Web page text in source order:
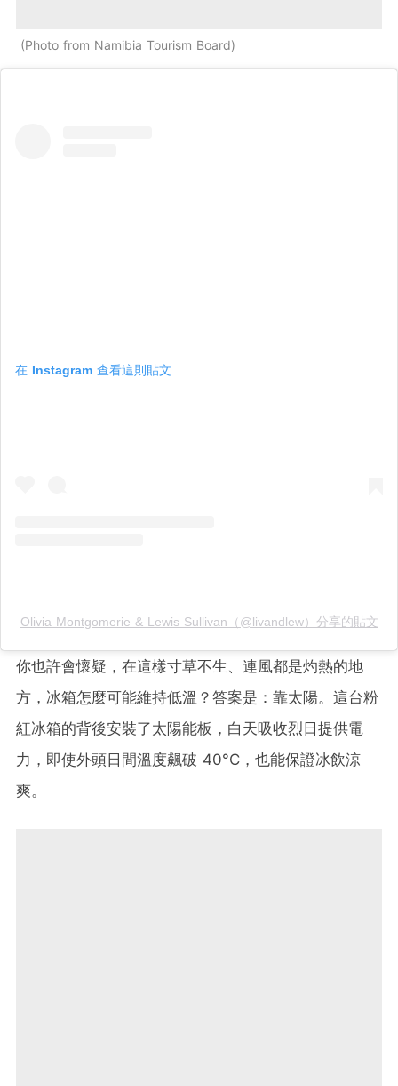
Photo from Namibia Tourism Board
在 Instagram 查看這則貼文
Olivia Montgomerie & Lewis Sullivan（@livandlew）分享的貼文
你也許會懷疑，在這樣寸草不生、連風都是灼熱的地
方，冰箱怎麼可能維持低溫？答案是：靠太陽。這台粉
紅冰箱的背後安裝了太陽能板，白天吸收烈日提供電
力，即使外頭日間溫度飆破 40°C，也能保證冰飲涼
爽。